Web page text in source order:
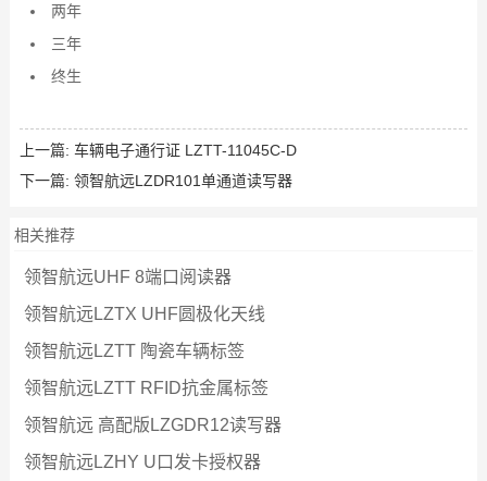
两年
三年
终生
上一篇: 车辆电子通行证 LZTT-11045C-D
下一篇: 领智航远LZDR101单通道读写器
相关推荐
领智航远UHF 8端口阅读器
领智航远LZTX UHF圆极化天线
领智航远LZTT 陶瓷车辆标签
领智航远LZTT RFID抗金属标签
领智航远 高配版LZGDR12读写器
领智航远LZHY U口发卡授权器